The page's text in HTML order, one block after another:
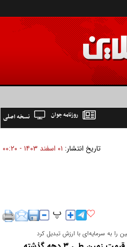
نسخه اصلی روزنامه جوان
تاریخ انتشار: ۰۱ اسفند ۱۴۰۳ - ۰۰:۲۰
را به سرمایه‌ای با ارزش تبدیل کرد